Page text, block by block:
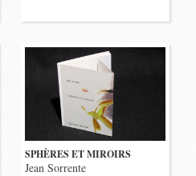
SPHÈRES ET MIROIRS
Jean Sorrente